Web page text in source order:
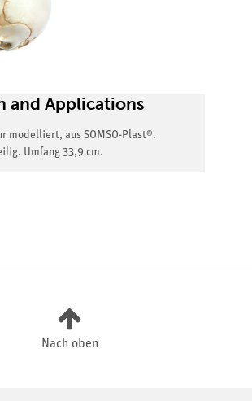
and Applications
modelliert, aus SOMSO-Plast®.
Umfang 33,9 cm.
Nach oben